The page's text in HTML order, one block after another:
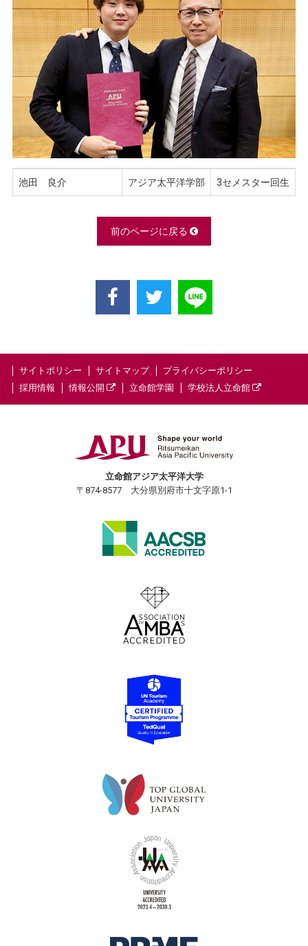
池田 良介 アジア太平洋学部 3セメスター回生
前のページに戻る
サイトポリシー サイトマップ
プライバシーポリシー
採用情報
情報公開 立命館学園 学校法人立命館
立命館アジア太平洋大学
〒874-8577 大分県別府市十文字原1-1